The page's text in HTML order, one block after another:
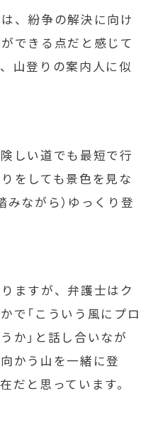
、紛争の解決に向け
できる点だと感じて
山登りの案内人に似
しい道でも最短で行
をしても景色を見な
みながら）ゆっくり登
ますが、弁護士はク
で「こういう風にプロ
か」と話し合いなが
かう山を一緒に登
だと思っています。